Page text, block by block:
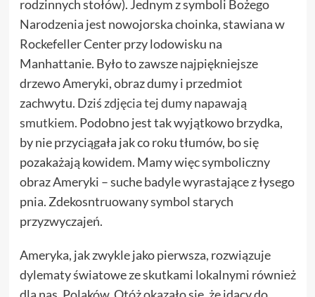
rodzinnych stołów). Jednym z symboli Bożego
Narodzenia jest nowojorska choinka, stawiana w
Rockefeller Center przy lodowisku na
Manhattanie. Było to zawsze najpiękniejsze
drzewo Ameryki, obraz dumy i przedmiot
zachwytu. Dziś zdjęcia tej dumy napawają
smutkiem. Podobno jest tak wyjątkowo brzydka,
by nie przyciągała jak co roku tłumów, bo się
pozakażają kowidem. Mamy więc symboliczny
obraz Ameryki – suche badyle wyrastające z łysego
pnia. Zdekosntruowany symbol starych
przyzwyczajeń.
Ameryka, jak zwykle jako pierwsza, rozwiązuje
dylematy światowe ze skutkami lokalnymi również